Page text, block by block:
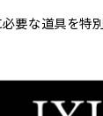
必要な道具を特